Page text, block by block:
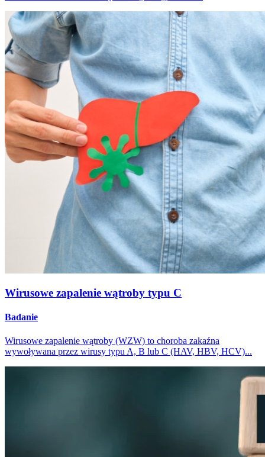
Wirusowe zapalenie wątroby typu C
Badanie
Wirusowe zapalenie wątroby (WZW) to choroba zakaźna
wywoływana przez wirusy typu A, B lub C (HAV, HBV, HCV)...